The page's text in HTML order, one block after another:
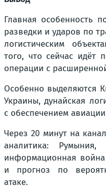
Главная особенность
разведки и ударов по
логистическим
того, что сейчас идёт
операции с
Особенно выделяются
Украины, дунайская
с обеспечением
Через 20 минут на
аналитика:
информационная
и прогноз по
атаке.